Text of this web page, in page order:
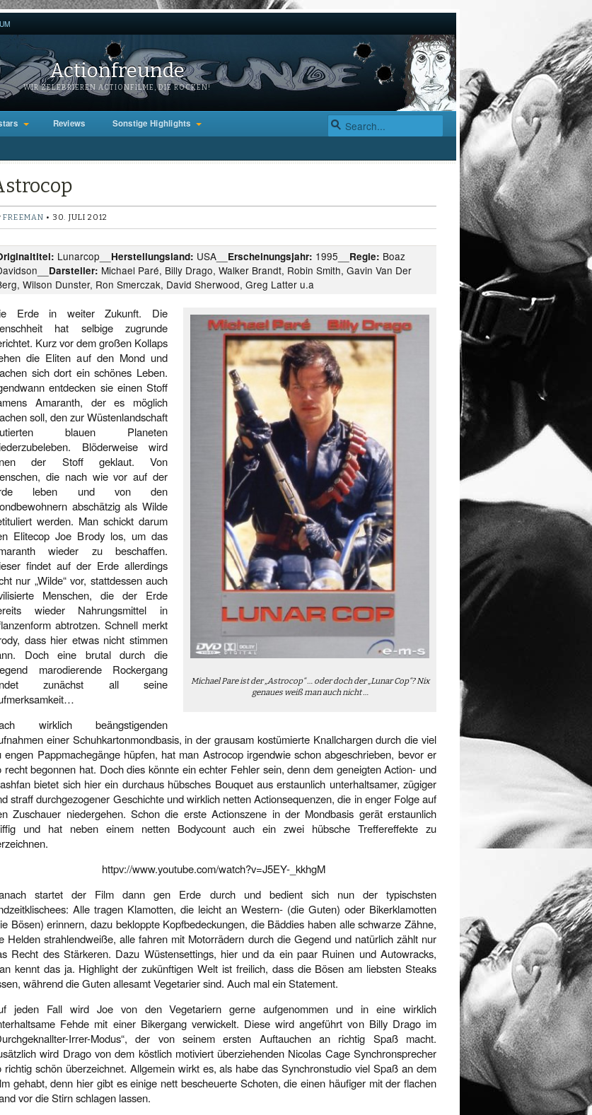
Actionfreunde
WIR ZELEBRIEREN ACTIONFILME, DIE ROCKEN!
Reviews Sonstige Highlights
FREEMAN • 30. JULI 2012
Lunarcop__ Herstellungsland: USA__ Erscheinungsjahr: 1995__ Regie: Boaz
Darsteller: Michael Paré, Billy Drago, Walker Brandt, Robin Smith, Gavin Van Der
Wilson Dunster, Ron Smerczak, David Sherwood, Greg Latter u.a
Michael Pare ist der „Astrocop“ … oder doch der „Lunar Cop“? Nix
genaues weiß man auch nicht …
Erde in weiter Zukunft. Die
hat selbige zugrunde
Kurz vor dem großen Kollaps
die Eliten auf den Mond und
sich dort ein schönes Leben.
entdecken sie einen Stoff
Amaranth, der es möglich
soll, den zur Wüstenlandschaft
blauen Planeten
Blöderweise wird
der Stoff geklaut. Von
die nach wie vor auf der
leben und von den
abschätzig als Wilde
werden. Man schickt darum
Elitecop Joe Brody los, um das
wieder zu beschaffen.
findet auf der Erde allerdings
nur „Wilde“ vor, stattdessen auch
Menschen, die der Erde
wieder Nahrungsmittel in
abtrotzen. Schnell merkt
dass hier etwas nicht stimmen
Doch eine brutal durch die
marodierende Rockergang
zunächst all seine
wirklich beängstigenden
einer Schuhkartonmondbasis, in der grausam kostümierte Knallchargen durch die viel
engen Pappmachegänge hüpfen, hat man Astrocop irgendwie schon abgeschrieben, bevor er
recht begonnen hat. Doch dies könnte ein echter Fehler sein, denn dem geneigten Action- und
bietet sich hier ein durchaus hübsches Bouquet aus erstaunlich unterhaltsamer, zügiger
straff durchgezogener Geschichte und wirklich netten Actionsequenzen, die in enger Folge auf
Zuschauer niedergehen. Schon die erste Actionszene in der Mondbasis gerät erstaunlich
und hat neben einem netten Bodycount auch ein zwei hübsche Treffereffekte zu
httpv://www.youtube.com/watch?v=J5EY-_kkhgM
startet der Film dann gen Erde durch und bedient sich nun der typischsten
Alle tragen Klamotten, die leicht an Western- (die Guten) oder Bikerklamotten
Bösen) erinnern, dazu bekloppte Kopfbedeckungen, die Bäddies haben alle schwarze Zähne,
Helden strahlendweiße, alle fahren mit Motorrädern durch die Gegend und natürlich zählt nur
Recht des Stärkeren. Dazu Wüstensettings, hier und da ein paar Ruinen und Autowracks,
kennt das ja. Highlight der zukünftigen Welt ist freilich, dass die Bösen am liebsten Steaks
während die Guten allesamt Vegetarier sind. Auch mal ein Statement.
jeden Fall wird Joe von den Vegetariern gerne aufgenommen und in eine wirklich
Fehde mit einer Bikergang verwickelt. Diese wird angeführt von Billy Drago im
Irrer-Modus“, der von seinem ersten Auftauchen an richtig Spaß macht.
wird Drago von dem köstlich motiviert überziehenden Nicolas Cage Synchronsprecher
richtig schön überzeichnet. Allgemein wirkt es, als habe das Synchronstudio viel Spaß an dem
gehabt, denn hier gibt es einige nett bescheuerte Schoten, die einen häufiger mit der flachen
vor die Stirn schlagen lassen.